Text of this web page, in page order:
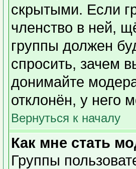
скрытыми. Если
членство в ней,
группы должен
спросить, зачем
донимайте
отклонён, у него
Вернуться к началу
Как мне стать
Группы